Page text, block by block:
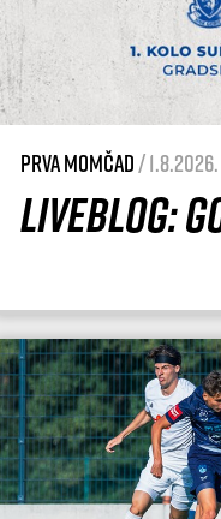
Prva momčad/ 1.8.2026.
Liveblog: